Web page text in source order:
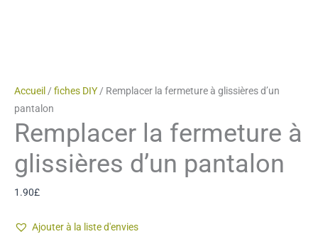
Accueil / fiches DIY / Remplacer la fermeture à glissières d’un
pantalon
Remplacer la fermeture à
glissières d’un pantalon
1.90£
Ajouter à la liste d'envies